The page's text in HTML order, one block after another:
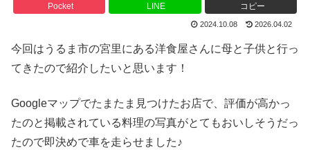
Pocket LINE コピー
2024.10.08 2026.04.02
今回はうるま市の宮里にある洋食屋さんに母と子供と行っ
てきたので紹介したいと思います！
Googleマップでたまたま見つけたお店で、評価が高かっ
たのと掲載されている料理の写真がとてもおいしそうだっ
たので即決めで車を走らせました♪